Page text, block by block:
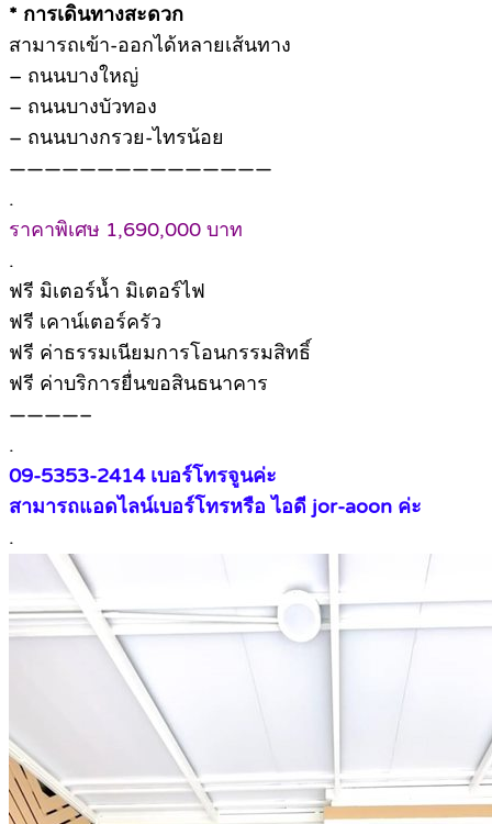
* การเดินทางสะดวก
สามารถเข้า-ออกได้หลายเส้นทาง
– ถนนบางใหญ่
– ถนนบางบัวทอง
– ถนนบางกรวย-ไทรน้อย
———————————————
.
ราคาพิเศษ 1,690,000 บาท
.
ฟรี มิเตอร์น้ำ มิเตอร์ไฟ
ฟรี เคาน์เตอร์ครัว
ฟรี ค่าธรรมเนียมการโอนกรรมสิทธิ์
ฟรี ค่าบริการยื่นขอสินธนาคาร
————–
.
09-5353-2414 เบอร์โทรจูนค่ะ
สามารถแอดไลน์เบอร์โทรหรือ ไอดี jor-aoon ค่ะ
.